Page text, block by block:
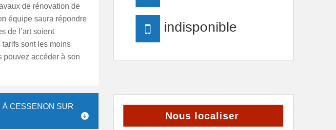
de rénovation de
équipe saura répondre
de l’art soient
sont les moins
pouvez accéder à son
À CESSENON SUR
indisponible
Nous localiser